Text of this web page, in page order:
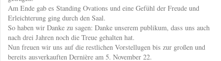
Am Ende gab es Standing Ovations und eine Gefühl der Freude und
Erleichterung ging durch den Saal.
So haben wir Danke zu sagen: Danke unserem publikum, dass uns auch
nach drei Jahren noch die Treue gehalten hat.
Nun freuen wir uns auf die restlichen Vorstellugen bis zur großen und
bereits ausverkauften Dernière am 5. November 22.